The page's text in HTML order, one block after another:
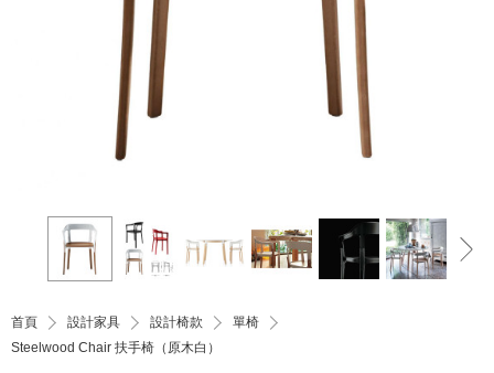
首頁 設計家具 設計椅款
單椅
Steelwood Chair 扶手椅（原木白）